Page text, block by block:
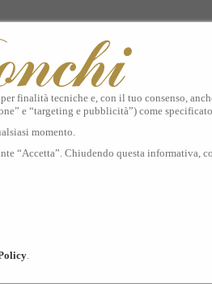
finalità tecniche e, con il tuo consenso,
e “targeting e pubblicità”) come
momento.
“Accetta”. Chiudendo questa informativa,
.